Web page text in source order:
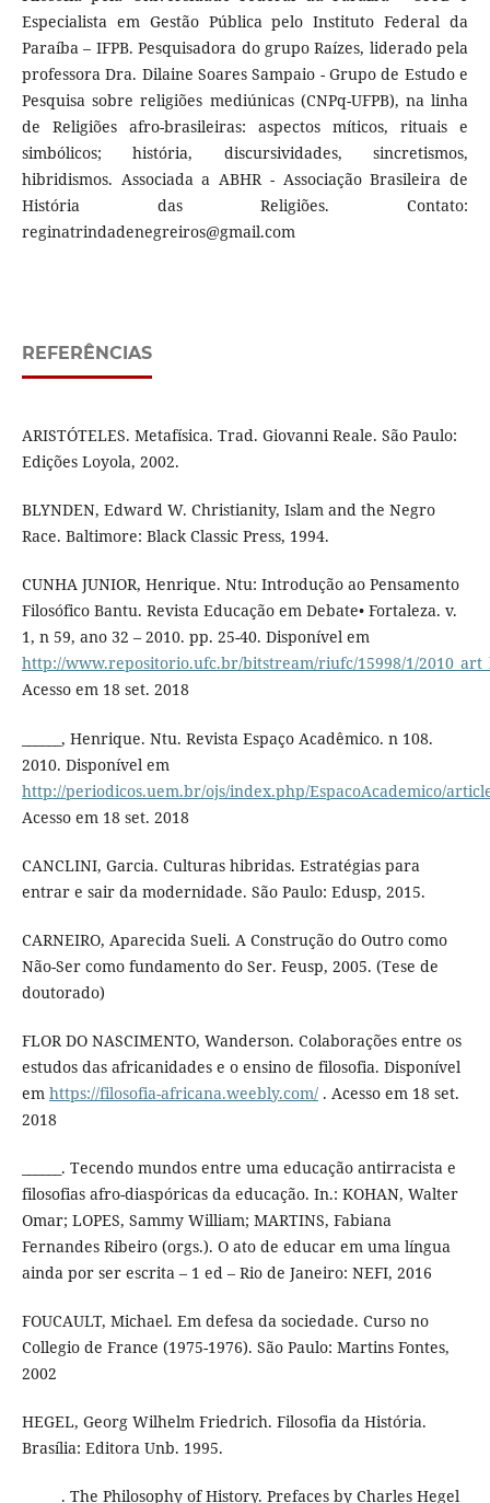
Especialista em Gestão Pública pelo Instituto Federal da
Paraíba – IFPB. Pesquisadora do grupo Raízes, liderado pela
professora Dra. Dilaine Soares Sampaio - Grupo de Estudo e
Pesquisa sobre religiões mediúnicas (CNPq-UFPB), na linha
de Religiões afro-brasileiras: aspectos míticos, rituais e
simbólicos; história, discursividades, sincretismos,
hibridismos. Associada a ABHR - Associação Brasileira de
História das Religiões. Contato:
reginatrindadenegreiros@gmail.com
REFERÊNCIAS
ARISTÓTELES. Metafísica. Trad. Giovanni Reale. São Paulo:
Edições Loyola, 2002.
BLYNDEN, Edward W. Christianity, Islam and the Negro
Race. Baltimore: Black Classic Press, 1994.
CUNHA JUNIOR, Henrique. Ntu: Introdução ao Pensamento
Filosófico Bantu. Revista Educação em Debate• Fortaleza. v.
1, n 59, ano 32 – 2010. pp. 25-40. Disponível em
http://www.repositorio.ufc.br/bitstream/riufc/15998/1/
Acesso em 18 set. 2018
______, Henrique. Ntu. Revista Espaço Acadêmico. n 108.
2010. Disponível em
http://periodicos.uem.br/ojs/index.php/EspacoAcademico/
Acesso em 18 set. 2018
CANCLINI, Garcia. Culturas hibridas. Estratégias para
entrar e sair da modernidade. São Paulo: Edusp, 2015.
CARNEIRO, Aparecida Sueli. A Construção do Outro como
Não-Ser como fundamento do Ser. Feusp, 2005. (Tese de
doutorado)
FLOR DO NASCIMENTO, Wanderson. Colaborações entre os
estudos das africanidades e o ensino de filosofia. Disponível
em https://filosofia-africana.weebly.com/. Acesso em 18 set.
2018
______. Tecendo mundos entre uma educação antirracista e
filosofias afro-diaspóricas da educação. In.: KOHAN, Walter
Omar; LOPES, Sammy William; MARTINS, Fabiana
Fernandes Ribeiro (orgs.). O ato de educar em uma língua
ainda por ser escrita – 1 ed – Rio de Janeiro: NEFI, 2016
FOUCAULT, Michael. Em defesa da sociedade. Curso no
Collegio de France (1975-1976). São Paulo: Martins Fontes,
2002
HEGEL, Georg Wilhelm Friedrich. Filosofia da História.
Brasília: Editora Unb. 1995.
______. The Philosophy of History. Prefaces by Charles Hegel